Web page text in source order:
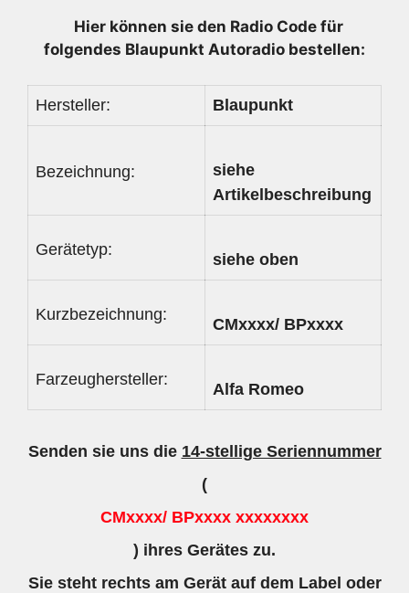
1560730950
Menge
Hier können sie den Radio Code für
folgendes Blaupunkt Autoradio bestellen:
Hersteller: Blaupunkt
Bezeichnung:
siehe
Artikelbeschreibung
Gerätetyp:
siehe oben
Kurzbezeichnung:
CMxxxx/ BPxxxx
Farzeughersteller:
Alfa Romeo
Senden sie uns die 14-stellige Seriennummer
(
CMxxxx/ BPxxxx xxxxxxxx
) ihres Gerätes zu.
Sie steht rechts am Gerät auf dem Label oder